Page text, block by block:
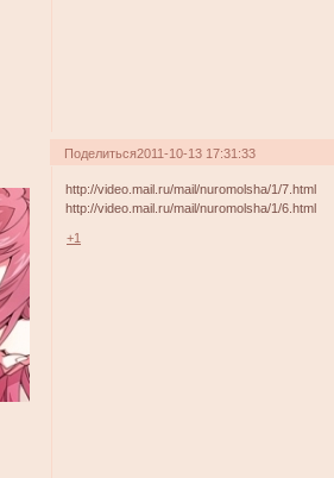
Поделиться2011-10-13 17:31:33
http://video.mail.ru/mail/nuromolsha/1/7.html
http://video.mail.ru/mail/nuromolsha/1/6.html
+1